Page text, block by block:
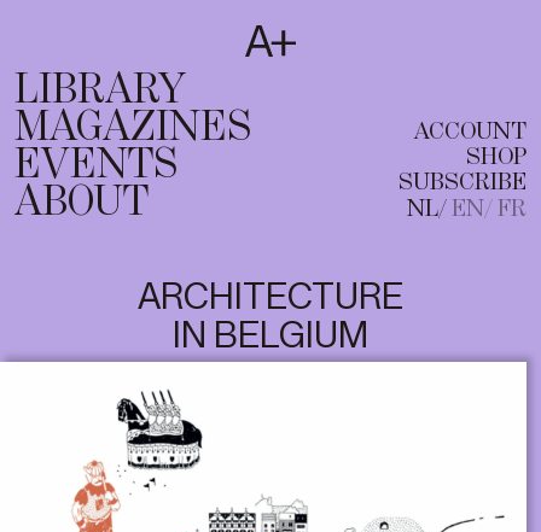
T
EN FR
LIBRARY
MAGAZINES
EVENTS
ABOUT
ACCOUNT
SHOP
SUBSCRIBE
NL EN FR
ARCHITECTURE
IN BELGIUM